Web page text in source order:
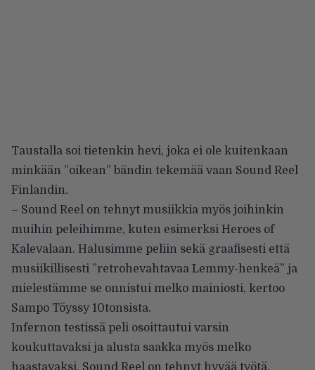
Taustalla soi tietenkin hevi, joka ei ole kuitenkaan
minkään ”oikean” bändin tekemää vaan Sound Reel
Finlandin.
– Sound Reel on tehnyt musiikkia myös joihinkin
muihin peleihimme, kuten esimerksi Heroes of
Kalevalaan. Halusimme peliin sekä graafisesti että
musiikillisesti ”retrohevahtavaa Lemmy-henkeä” ja
mielestämme se onnistui melko mainiosti, kertoo
Sampo Töyssy 10tonsista.
Infernon testissä peli osoittautui varsin
koukuttavaksi ja alusta saakka myös melko
haastavaksi. Sound Reel on tehnyt hyvää työtä.